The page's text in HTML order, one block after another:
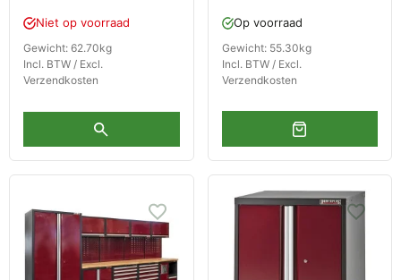
matzwart
Niet op voorraad
Gewicht: 62.70kg
Incl. BTW / Excl.
Verzendkosten
Op voorraad
Gewicht: 55.30kg
Incl. BTW / Excl.
Verzendkosten